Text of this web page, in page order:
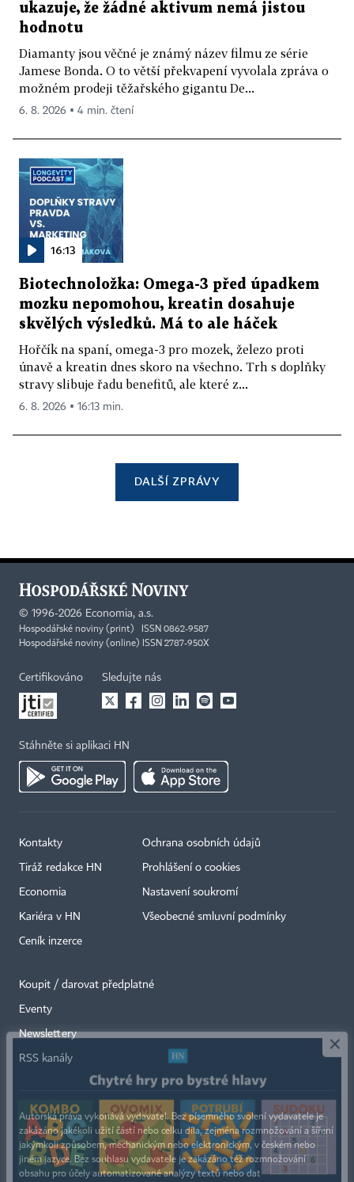
ukazuje, že žádné aktivum nemá jistou
hodnotu
Diamanty jsou věčné je známý název filmu ze série
Jamese Bonda. O to větší překvapení vyvolala zpráva o
možném prodeji těžařského gigantu De...
6. 8. 2026 ▪ 4 min. čtení
16:13
Biotechnoložka: Omega-3 před úpadkem
mozku nepomohou, kreatin dosahuje
skvělých výsledků. Má to ale háček
Hořčík na spaní, omega-3 pro mozek, železo proti
únavě a kreatin dnes skoro na všechno. Trh s doplňky
stravy slibuje řadu benefitů, ale které z...
6. 8. 2026 ▪ 16:13 min.
DALŠÍ ZPRÁVY
© 1996-2026 Economia, a.s.
Hospodářské noviny (print) ISSN 0862-9587
Hospodářské noviny (online) ISSN 2787-950X
Certifikováno Sledujte nás
Stáhněte si aplikaci HN
Kontakty
Tiráž redakce HN
Economia
Kariéra v HN
Ceník inzerce
Ochrana osobních údajů
Prohlášení o cookies
Nastavení soukromí
Všeobecné smluvní podmínky
Koupit / darovat předplatné
Eventy
Newslettery
RSS kanály
Autorská práva vykonává vydavatel. Bez písemného svolení vydavatele je
zakázáno jakékoli užití částí nebo celku díla, zejména rozmnožování a šíření
jakýmkoli způsobem, mechanickým nebo elektronickým, v českém nebo
jiném jazyce. Bez souhlasu vydavatele je zakázáno též rozmnožování
obsahu pro účely automatizované analýzy textů nebo dat